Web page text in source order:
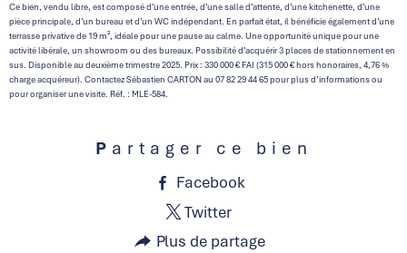
Ce bien, vendu libre, est composé d’une entrée, d’une salle d’attente, d’une kitchenette, d’une
pièce principale, d’un bureau et d’un WC indépendant. En parfait état, il bénéficie également d’une
terrasse privative de 19 m², idéale pour une pause au calme. Une opportunité unique pour une
activité libérale, un showroom ou des bureaux. Possibilité d’acquérir 3 places de stationnement en
sus. Disponible au deuxième trimestre 2025. Prix : 330 000 € FAI (315 000 € hors honoraires, 4,76 %
charge acquéreur). Contactez Sébastien CARTON au 07 82 29 44 65 pour plus d’informations ou
pour organiser une visite. Réf. : MLE-584.
Partager ce bien
Facebook
Twitter
Plus de partage